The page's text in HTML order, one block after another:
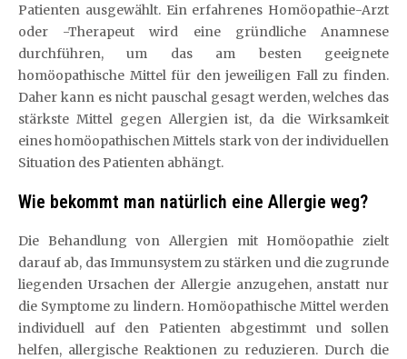
Patienten ausgewählt. Ein erfahrenes Homöopathie-Arzt
oder -Therapeut wird eine gründliche Anamnese
durchführen, um das am besten geeignete
homöopathische Mittel für den jeweiligen Fall zu finden.
Daher kann es nicht pauschal gesagt werden, welches das
stärkste Mittel gegen Allergien ist, da die Wirksamkeit
eines homöopathischen Mittels stark von der individuellen
Situation des Patienten abhängt.
Wie bekommt man natürlich eine Allergie weg?
Die Behandlung von Allergien mit Homöopathie zielt
darauf ab, das Immunsystem zu stärken und die zugrunde
liegenden Ursachen der Allergie anzugehen, anstatt nur
die Symptome zu lindern. Homöopathische Mittel werden
individuell auf den Patienten abgestimmt und sollen
helfen, allergische Reaktionen zu reduzieren. Durch die